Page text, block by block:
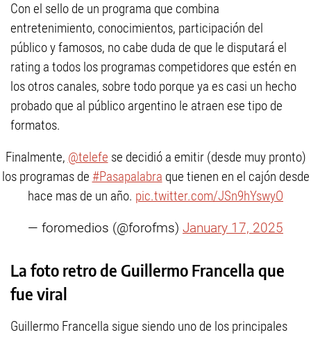
Con el sello de un programa que combina
entretenimiento, conocimientos, participación del
público y famosos, no cabe duda de que le disputará el
rating a todos los programas competidores que estén en
los otros canales, sobre todo porque ya es casi un hecho
probado que al público argentino le atraen ese tipo de
formatos.
Finalmente, @telefe se decidió a emitir (desde muy pronto)
los programas de #Pasapalabra que tienen en el cajón desde
hace mas de un año. pic.twitter.com/JSn9hYswyO
— foromedios (@forofms) January 17, 2025
La foto retro de Guillermo Francella que
fue viral
Guillermo Francella sigue siendo uno de los principales